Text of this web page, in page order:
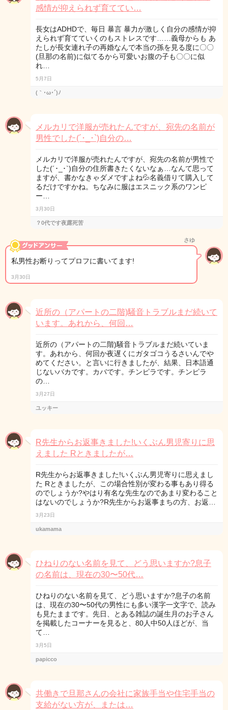
感情が抑えられず育ててい…
長女はADHDで、毎日 暴言 暴力が激しく自分の感情が抑
えられず育てていくのもストレスです……義母からも あ
たしが長女連れ子の再婚なんで本当の孫を見る度に〇〇
(旦那の名前)に似てるから可愛いお腹の子も〇〇に似
れ…
5月7日
(｀･ω･´)ﾉ
メルカリで洋服が売れたんですが、宛先の名前が
男性でした(´･_･`)自分の…
メルカリで洋服が売れたんですが、宛先の名前が男性で
した(´･_･`)自分の住所書きたくないなぁ…なんて思って
ますが、書かなきゃダメですよね💦名義借りて購入して
るだけですかね。ちなみに服はエスニック系のワンピ
ー…
3月30日
？0代です夜露死苦
さゆ
私男性お断りってプロフに書いてます!
3月30日
近所の（アパートの二階)騒音トラブルまだ続いて
います。あれから、何回…
近所の（アパートの二階)騒音トラブルまだ続いていま
す。あれから、何回か夜遅くにガタゴコうるさいんでや
めてください。と言いに行きましたが、結果、日本語通
じないバカです。カバです。チンピラです。チンピラ
の…
3月27日
ユッキー
R先生からお返事きました!いくぶん男児寄りに思
えました Rときましたが…
R先生からお返事きました!いくぶん男児寄りに思えまし
た Rときましたが、この場合性別が変わる事もあり得る
のでしょうか?やはり有名な先生なのであまり変わること
はないのでしょうか?R先生からお返事まちの方、お返…
3月23日
ukamama
ひねりのない名前を見て、どう思いますか?息子
の名前は、現在の30〜50代…
ひねりのない名前を見て、どう思いますか?息子の名前
は、現在の30〜50代の男性にも多い漢字一文字で、読み
も見たままです。先日、とある雑誌の誕生月のお子さん
を掲載したコーナーを見ると、80人中50人ほどが、当
て…
3月5日
papicco
共働きで旦那さんの会社に家族手当や住宅手当の
支給がない方が、または…